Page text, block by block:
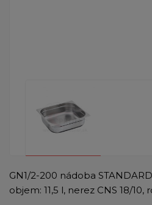
GN1/2-200 nádoba
objem: 11,5 l, nerez CNS 18/